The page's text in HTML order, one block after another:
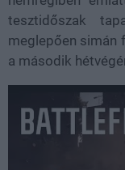
tesztidőszak
meglepően simán
a második